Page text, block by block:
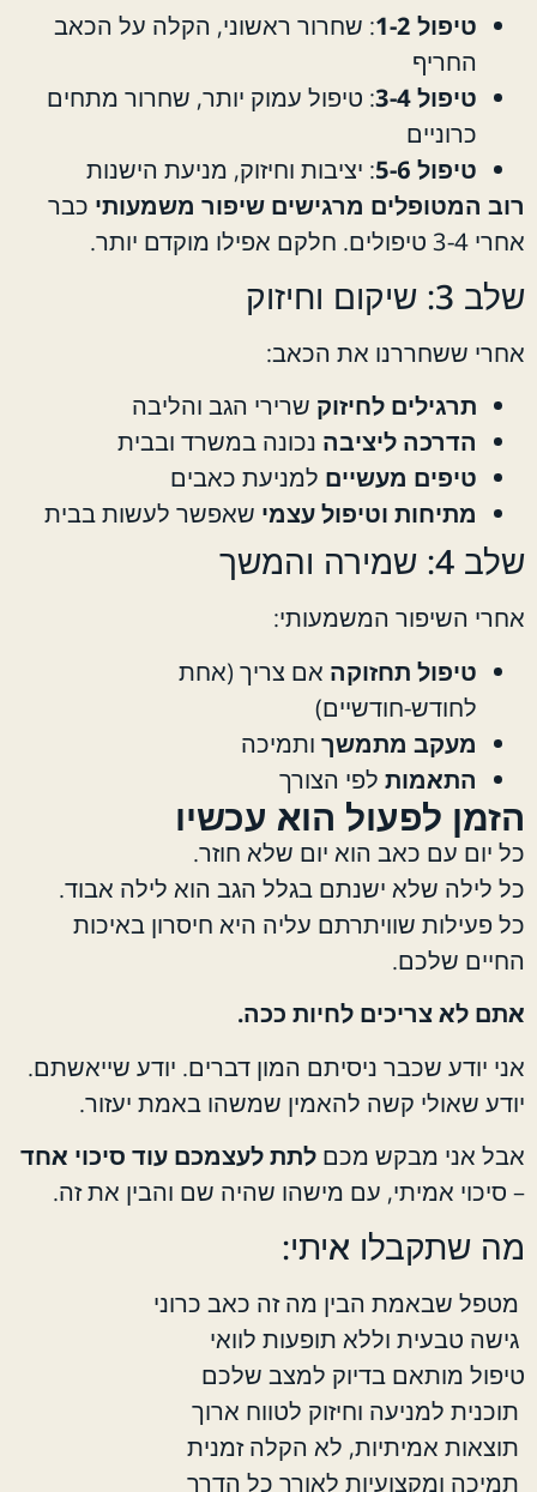
טיפול 1-2
: שחרור ראשוני, הקלה על הכאב
החריף
טיפול 3-4
: טיפול עמוק יותר, שחרור מתחים
כרוניים
טיפול 5-6
: יציבות וחיזוק, מניעת הישנות
רוב המטופלים מרגישים שיפור משמעותיכבר
אחרי 3-4 טיפולים. חלקם אפילו מוקדם יותר.
שלב 3: שיקום וחיזוק
אחרי ששחררנו את הכאב:
תרגילים לחיזוקשרירי הגב והליבה
הדרכה ליציבהנכונה במשרד ובבית
טיפים מעשייםלמניעת כאבים
מתיחות וטיפול עצמישאפשר לעשות בבית
שלב 4: שמירה והמשך
אחרי השיפור המשמעותי:
טיפול תחזוקהאם צריך (אחת
לחודש-חודשיים)
מעקב מתמשךותמיכה
התאמותלפי הצורך
הזמן לפעול הוא עכשיו
כל יום עם כאב הוא יום שלא חוזר.
כל לילה שלא ישנתם בגלל הגב הוא לילה אבוד.
כל פעילות שוויתרתם עליה היא חיסרון באיכות
החיים שלכם.
אתם לא צריכים לחיות ככה.
אני יודע שכבר ניסיתם המון דברים. יודע שייאשתם.
יודע שאולי קשה להאמין שמשהו באמת יעזור.
אבל אני מבקש מכם לתת לעצמכם עוד סיכוי אחד
– סיכוי אמיתי, עם מישהו שהיה שם והבין את זה.
מה שתקבלו איתי:
מטפל שבאמת הבין מה זה כאב כרוני
גישה טבעית וללא תופעות לוואי
טיפול מותאם בדיוק למצב שלכם
תוכנית למניעה וחיזוק לטווח ארוך
תוצאות אמיתיות, לא הקלה זמנית
תמיכה ומקצועיות לאורך כל הדרך